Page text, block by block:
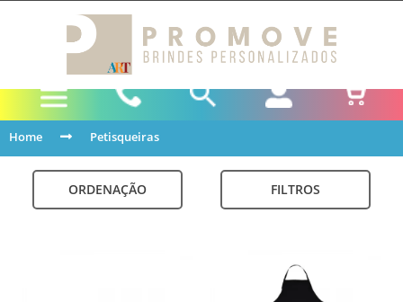
Home Petisqueiras
ORDENAÇÃO FILTROS